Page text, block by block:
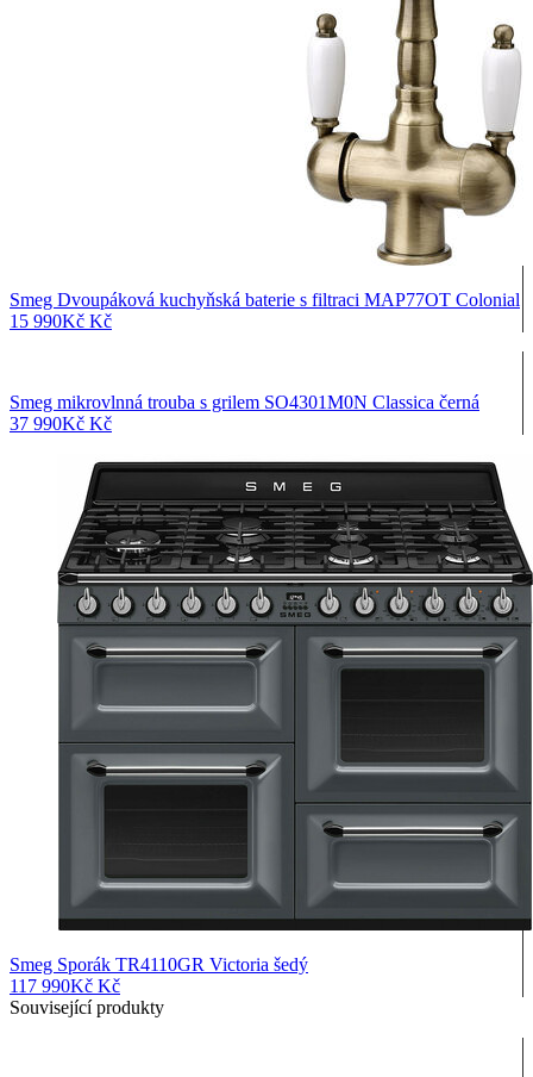
Smeg Dvoupáková kuchyňská baterie s filtraci MAP77OT Colonial
15 990Kč Kč
Smeg mikrovlnná trouba s grilem SO4301M0N Classica černá
37 990Kč Kč
Smeg Sporák TR4110GR Victoria šedý
117 990Kč Kč
Související produkty